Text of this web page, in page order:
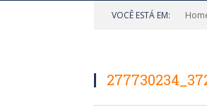
VOCÊ ESTÁ EM: